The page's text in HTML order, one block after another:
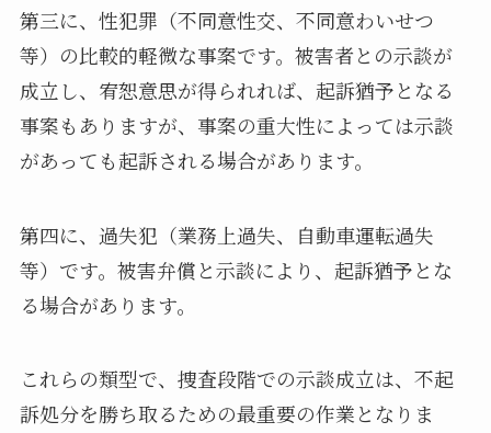
第三に、性犯罪（不同意性交、不同意わいせつ
等）の比較的軽微な事案です。被害者との示談が
成立し、宥恕意思が得られれば、起訴猶予となる
事案もありますが、事案の重大性によっては示談
があっても起訴される場合があります。
第四に、過失犯（業務上過失、自動車運転過失
等）です。被害弁償と示談により、起訴猶予とな
る場合があります。
これらの類型で、捜査段階での示談成立は、不起
訴処分を勝ち取るための最重要の作業となりま